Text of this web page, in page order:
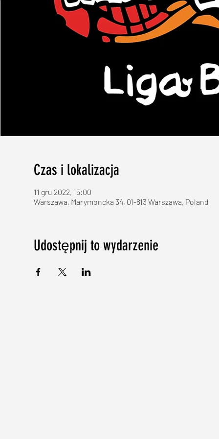
Czas i lokalizacja
11 gru 2022, 15:00
Warszawa, Marymoncka 34, 01-813 Warszawa, Poland
Udostępnij to wydarzenie